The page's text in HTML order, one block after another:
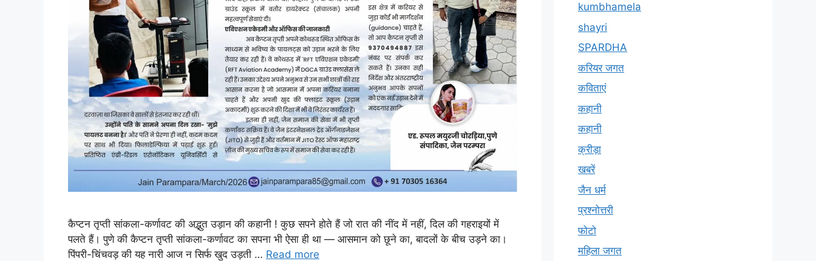
कैप्टन तृप्ती सांकला-कर्णावट की अद्भुत उड़ान की कहानी ! कुछ सपने होते हैं जो रात की नींद में नहीं, दिल की गहराइयों में
पलते हैं। पुणे की कैप्टन तृप्ती सांकला-कर्णावट का सपना भी ऐसा ही था — आसमान को छूने का, बादलों के बीच उड़ने का।
पिंपरी-चिंचवड़ की यह नारी आज न सिर्फ खुद उड़ती … Read more
kumbhamela
shayri
SPARDHA
करियर जगत
कविताएं
कहानी
कहानी
क्रीड़ा
खबरें
जैन धर्म
प्रश्नोत्तरी
फोटो
महिला जगत